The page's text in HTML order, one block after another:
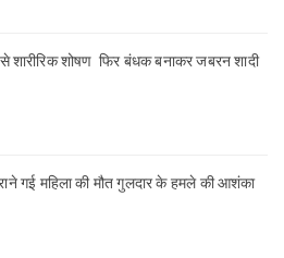
शारीरिक शोषण फिर बंधक बनाकर जबरन शादी
गई महिला की मौत गुलदार के हमले की आशंका